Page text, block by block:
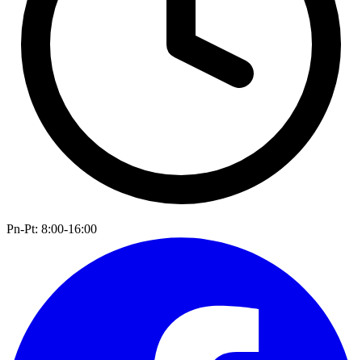
Pn-Pt: 8:00-16:00